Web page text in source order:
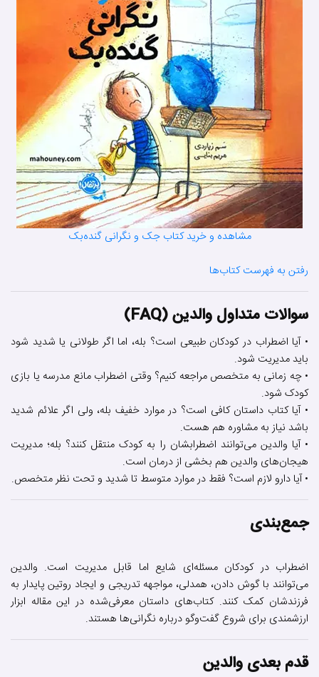
مشاهده و خرید کتاب جک و نگرانی گنده‌بک
رفتن به فهرست کتاب‌ها
سوالات متداول والدین (FAQ)
• آیا اضطراب در کودکان طبیعی است؟ بله، اما اگر طولانی یا شدید شود
باید مدیریت شود.
• چه زمانی به متخصص مراجعه کنیم؟ وقتی اضطراب مانع مدرسه یا بازی
کودک شود.
• آیا کتاب داستان کافی است؟ در موارد خفیف بله، ولی اگر علائم شدید
باشد نیاز به مشاوره هم هست.
• آیا والدین می‌توانند اضطرابشان را به کودک منتقل کنند؟ بله؛ مدیریت
هیجان‌های والدین هم بخشی از درمان است.
• آیا دارو لازم است؟ فقط در موارد متوسط تا شدید و تحت نظر متخصص.
جمع‌بندی
اضطراب در کودکان مسئله‌ای شایع اما قابل مدیریت است. والدین
می‌توانند با گوش دادن، همدلی، مواجهه تدریجی و ایجاد روتین پایدار به
فرزندشان کمک کنند. کتاب‌های داستان معرفی‌شده در این مقاله ابزار
ارزشمندی برای شروع گفت‌وگو درباره نگرانی‌ها هستند.
قدم بعدی والدین